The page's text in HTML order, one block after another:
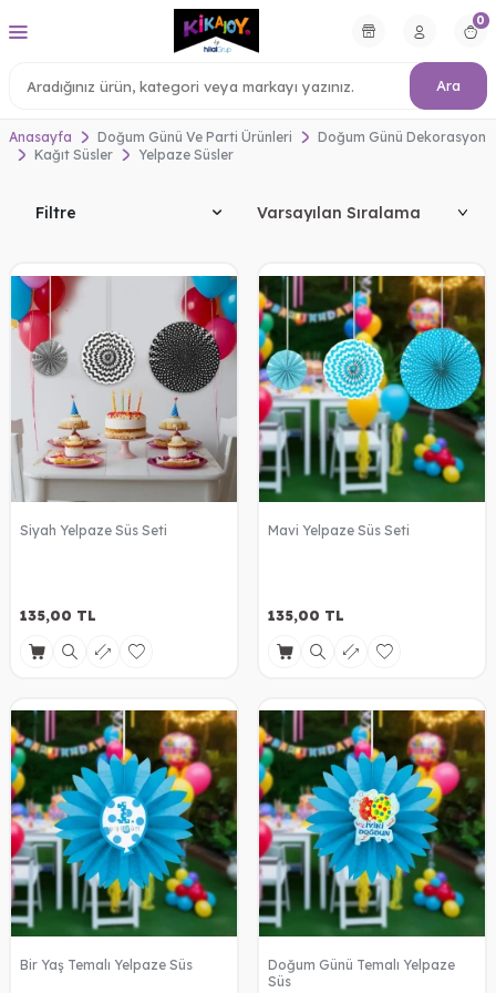
Ara
0
Anasayfa Doğum Günü Ve Parti Ürünleri
Doğum Günü Dekorasyon
Kağıt Süsler
Yelpaze Süsler
Filtre
Siyah Yelpaze Süs Seti
135,00 TL
Mavi Yelpaze Süs Seti
135,00 TL
Bir Yaş Temalı Yelpaze Süs
Doğum Günü Temalı Yelpaze
Süs